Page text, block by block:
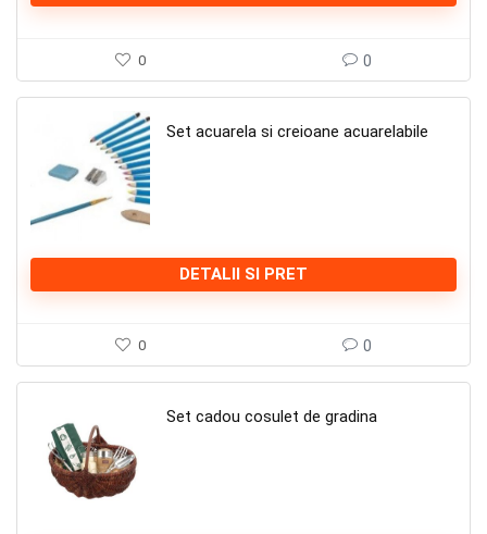
0 0
Set acuarela si creioane acuarelabile
DETALII SI PRET
0 0
Set cadou cosulet de gradina